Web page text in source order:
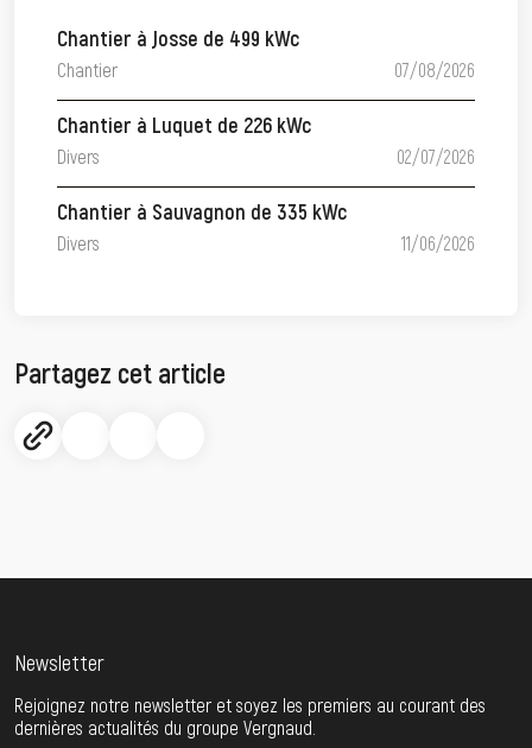
Chantier à Josse de 499 kWc
Chantier 07/08/2026
Chantier à Luquet de 226 kWc
Divers 02/07/2026
Chantier à Sauvagnon de 335 kWc
Divers 11/06/2026
Partagez cet article
Newsletter
Rejoignez notre newsletter et soyez les premiers au courant des
dernières actualités du groupe Vergnaud.